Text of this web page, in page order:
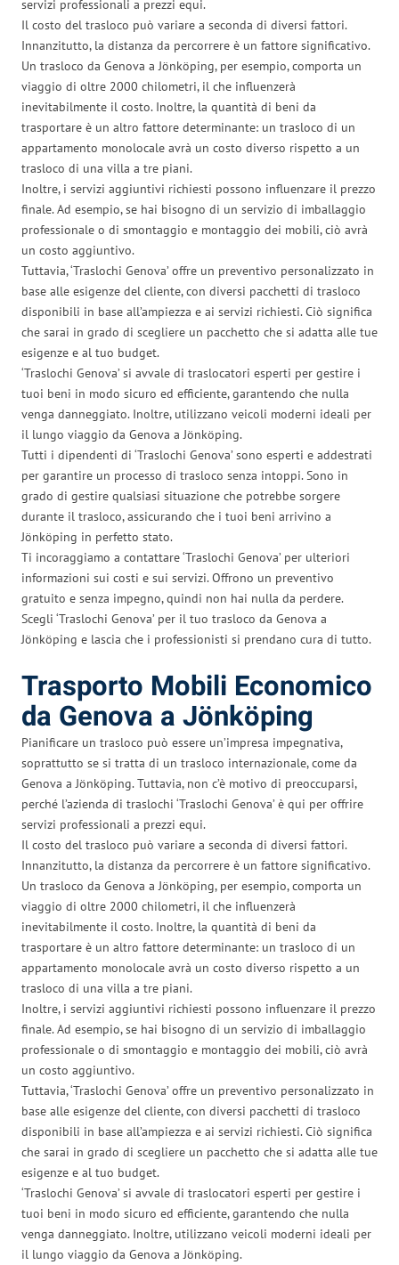
servizi professionali a prezzi equi.
Il costo del trasloco può variare a seconda di diversi fattori.
Innanzitutto, la distanza da percorrere è un fattore significativo.
Un trasloco da Genova a Jönköping, per esempio, comporta un
viaggio di oltre 2000 chilometri, il che influenzerà
inevitabilmente il costo. Inoltre, la quantità di beni da
trasportare è un altro fattore determinante: un trasloco di un
appartamento monolocale avrà un costo diverso rispetto a un
trasloco di una villa a tre piani.
Inoltre, i servizi aggiuntivi richiesti possono influenzare il prezzo
finale. Ad esempio, se hai bisogno di un servizio di imballaggio
professionale o di smontaggio e montaggio dei mobili, ciò avrà
un costo aggiuntivo.
Tuttavia, ‘Traslochi Genova’ offre un preventivo personalizzato in
base alle esigenze del cliente, con diversi pacchetti di trasloco
disponibili in base all’ampiezza e ai servizi richiesti. Ciò significa
che sarai in grado di scegliere un pacchetto che si adatta alle tue
esigenze e al tuo budget.
‘Traslochi Genova’ si avvale di traslocatori esperti per gestire i
tuoi beni in modo sicuro ed efficiente, garantendo che nulla
venga danneggiato. Inoltre, utilizzano veicoli moderni ideali per
il lungo viaggio da Genova a Jönköping.
Tutti i dipendenti di ‘Traslochi Genova’ sono esperti e addestrati
per garantire un processo di trasloco senza intoppi. Sono in
grado di gestire qualsiasi situazione che potrebbe sorgere
durante il trasloco, assicurando che i tuoi beni arrivino a
Jönköping in perfetto stato.
Ti incoraggiamo a contattare ‘Traslochi Genova’ per ulteriori
informazioni sui costi e sui servizi. Offrono un preventivo
gratuito e senza impegno, quindi non hai nulla da perdere.
Scegli ‘Traslochi Genova’ per il tuo trasloco da Genova a
Jönköping e lascia che i professionisti si prendano cura di tutto.
Trasporto Mobili Economico
da Genova a Jönköping
Pianificare un trasloco può essere un’impresa impegnativa,
soprattutto se si tratta di un trasloco internazionale, come da
Genova a Jönköping. Tuttavia, non c’è motivo di preoccuparsi,
perché l’azienda di traslochi ‘Traslochi Genova’ è qui per offrire
servizi professionali a prezzi equi.
Il costo del trasloco può variare a seconda di diversi fattori.
Innanzitutto, la distanza da percorrere è un fattore significativo.
Un trasloco da Genova a Jönköping, per esempio, comporta un
viaggio di oltre 2000 chilometri, il che influenzerà
inevitabilmente il costo. Inoltre, la quantità di beni da
trasportare è un altro fattore determinante: un trasloco di un
appartamento monolocale avrà un costo diverso rispetto a un
trasloco di una villa a tre piani.
Inoltre, i servizi aggiuntivi richiesti possono influenzare il prezzo
finale. Ad esempio, se hai bisogno di un servizio di imballaggio
professionale o di smontaggio e montaggio dei mobili, ciò avrà
un costo aggiuntivo.
Tuttavia, ‘Traslochi Genova’ offre un preventivo personalizzato in
base alle esigenze del cliente, con diversi pacchetti di trasloco
disponibili in base all’ampiezza e ai servizi richiesti. Ciò significa
che sarai in grado di scegliere un pacchetto che si adatta alle tue
esigenze e al tuo budget.
‘Traslochi Genova’ si avvale di traslocatori esperti per gestire i
tuoi beni in modo sicuro ed efficiente, garantendo che nulla
venga danneggiato. Inoltre, utilizzano veicoli moderni ideali per
il lungo viaggio da Genova a Jönköping.